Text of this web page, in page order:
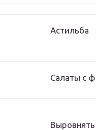
Астильба
Салаты с